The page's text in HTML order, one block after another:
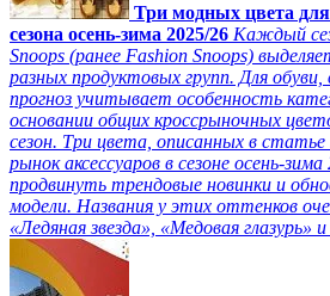
Три модных цвета для
сезона осень-зима 2025/26 Каждый
Snoops (ранее Fashion Snoops)
разных продуктовых групп. Для обуви,
прогноз учитывает особенность
основании общих кроссрыночных
сезон. Три цвета, описанных в
рынок аксессуаров в сезоне осень-
продвинуть трендовые новинки и
модели. Названия у этих оттенков
«Ледяная звезда», «Медовая глазурь»